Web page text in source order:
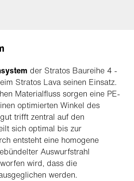
der Stratos Baureihe 4 -
Stratos Lava seinen Einsatz.
Materialfluss sorgen eine PE-
optimierten Winkel des
trifft zentral auf den
sich optimal bis zur
entsteht eine homogene
Auswurfstrahl
wird, dass die
werden.